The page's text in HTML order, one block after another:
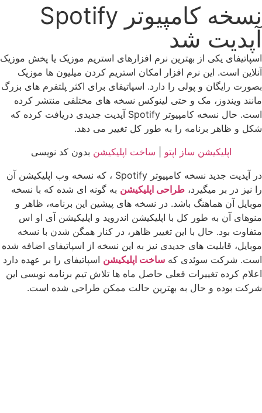
نسخه کامپیوتر Spotify
آپدیت شد
اسپاتیفای یکی از بهترین نرم افزارهای استریم موزیک یا پخش موزیک
آنلاین است. این نرم افزار امکان استریم کردن میلیون ها موزیک
بصورت رایگان و پولی را دارد. اسپاتیفای برای اکثر پلتفرم های بزرگ
مانند ویندوز، مک و حتی لینوکس نسخه های مختلفی منتشر کرده
است. حال نسخه کامپیوتر Spotify آپدیت جدیدی دریافت کرده که
شکل و ظاهر برنامه را به طور کل تغییر می دهد.
اپلیکیشن ساز اپتو ساخت اپلیکیشن بدون کد نویسی
در آپدیت جدید نسخه کامپیوتر Spotify ، که نسخه وب اپلیکیشن آن
را نیز در بر میگیرد، طراحی اپلیکیشن به گونه ای شده که با نسخه
موبایل آن هماهنگ باشد. در نسخه های پیشین این برنامه، ظاهر و
منوهای آن به طور کل با اپلیکیشن اندروید و اپلیکیشن آی او اس
متفاوت بود. حال با این تغییر ظاهر، در کنار همگن شدن با نسخه
موبایل، قابلیت های جدیدی نیز به این نسخه از اسپاتیفای اضافه شده
است. شرکت سوئدی که ساخت اپلیکیشن اسپاتیفای را بر عهده دارد
اعلام کرده تغییرات فعلی حاصل ماه ها تلاش تیم برنامه نویسی این
شرکت بوده و حال به بهترین حالت ممکن طراحی شده است.